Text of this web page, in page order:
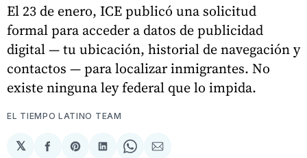
El 23 de enero, ICE publicó una solicitud
formal para acceder a datos de publicidad
digital — tu ubicación, historial de navegación y
contactos — para localizar inmigrantes. No
existe ninguna ley federal que lo impida.
EL TIEMPO LATINO TEAM
𝕏
Compartir
ShareCompartir
ShareCompartir